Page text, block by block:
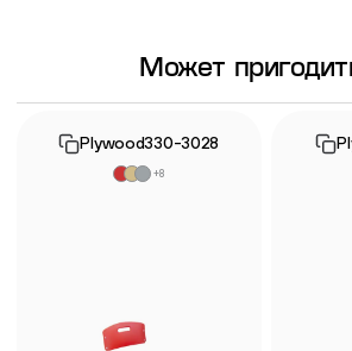
Может
Plywood330-3028
+8